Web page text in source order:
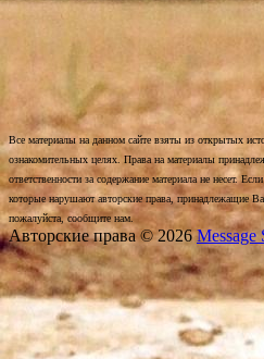
Все материалы на данном сайте взяты из открытых
ознакомительных целях. Права на материалы
ответственности за содержание материала не несет.
которые нарушают авторские права, принадлежащие
пожалуйста, сообщите нам.
Авторские права © 2026Message